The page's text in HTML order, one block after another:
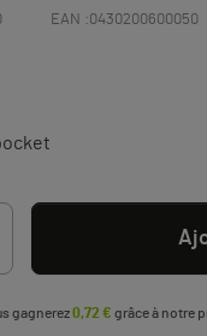
EAN :0430200600050
gagnerez0,72 € grâce à notre